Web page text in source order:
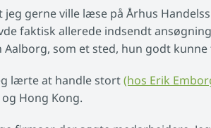
gerne ville læse på Århus
faktisk allerede indsendt
som et sted, hun godt
lærte at handle stort(hos Erik
Hong Kong.